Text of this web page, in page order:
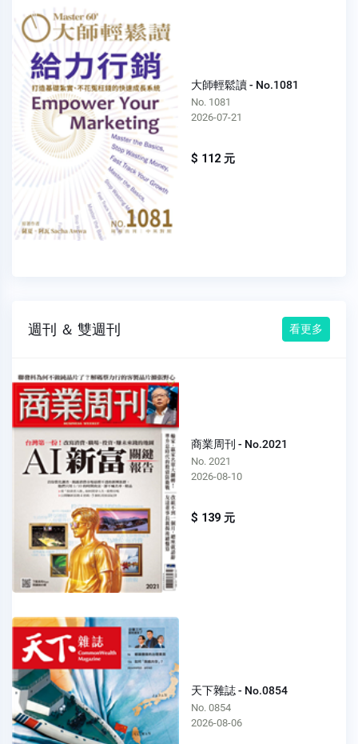
大師輕鬆讀 - No.1081
No. 1081
2026-07-21
$ 112 元
週刊 ＆ 雙週刊 看更多
商業周刊 - No.2021
No. 2021
2026-08-10
$ 139 元
天下雜誌 - No.0854
No. 0854
2026-08-06